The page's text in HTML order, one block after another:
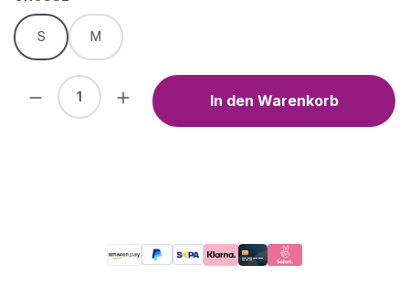
S M
Produkt Anzahl: Gib den gewünschten
In den Warenkorb